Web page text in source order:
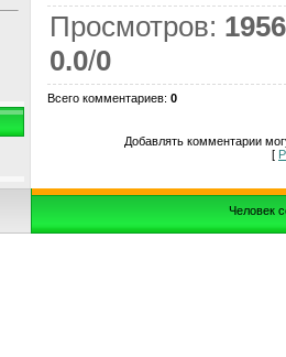
Просмотров: 1956
0.0/0
Всего комментариев: 0
Добавлять комментарии
[
Человек